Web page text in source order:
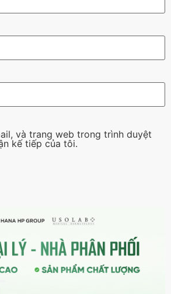
và trang web trong trình duyệt
kế tiếp của tôi.